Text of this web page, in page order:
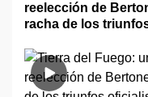
reelección de
racha de los